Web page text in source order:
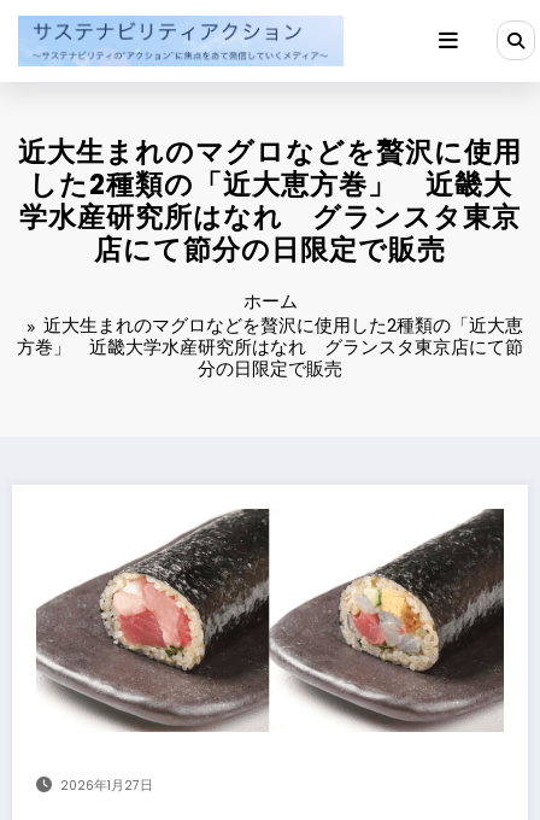
ン
近大生まれのマグロなどを贅沢に使用
した2種類の「近大恵方巻」 近畿大
学水産研究所はなれ グランスタ東京
店にて節分の日限定で販売
ホーム
近大生まれのマグロなどを贅沢に使用した2種類の「近大恵
方巻」 近畿大学水産研究所はなれ グランスタ東京店にて節
分の日限定で販売
2026年1月27日